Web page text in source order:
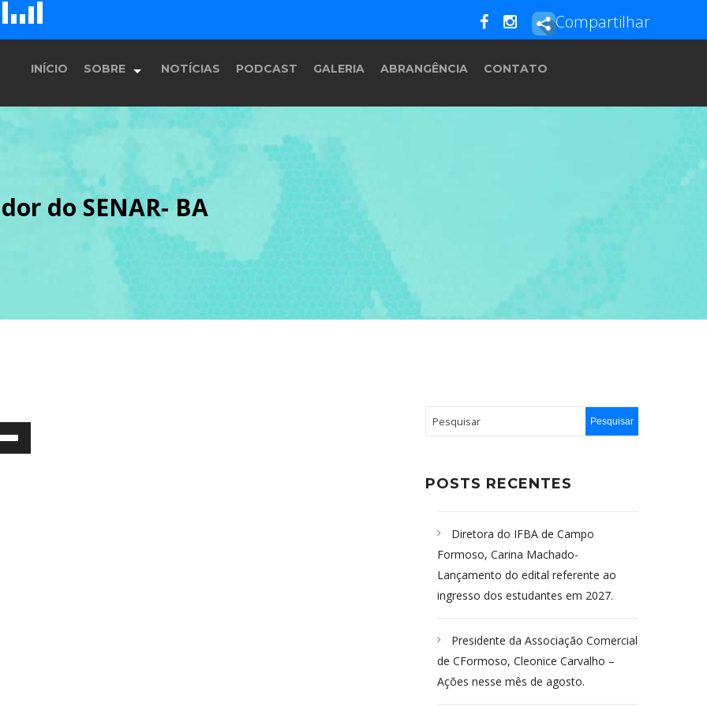
D
E F
H
Compartilhar
INÍCIO SOBRE
História
Equipe
Programação
NOTÍCIAS PODCAST GALERIA ABRANGÊNCIA CONTATO
do SENAR- BA
POSTS RECENTES
Diretora do IFBA de Campo
Formoso, Carina Machado-
Lançamento do edital referente ao
ingresso dos estudantes em 2027.
Presidente da Associação Comercial
de CFormoso, Cleonice Carvalho –
Ações nesse mês de agosto.